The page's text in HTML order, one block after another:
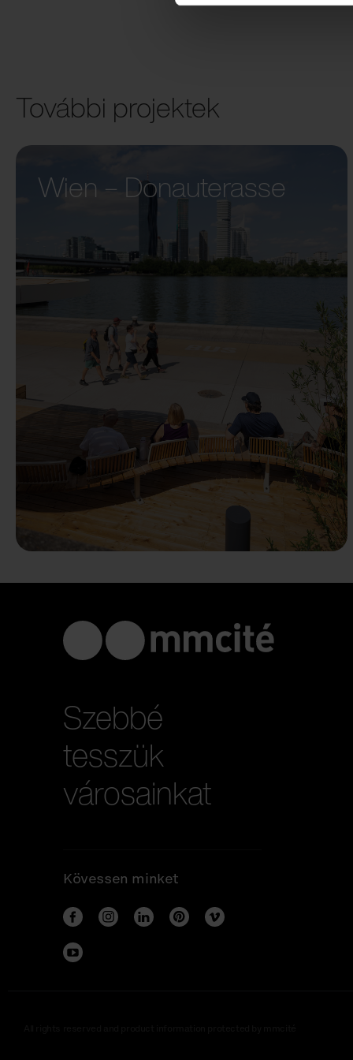
További projektek
Wien – Donauterasse
Szebbé
tesszük
városainkat
Kövessen minket